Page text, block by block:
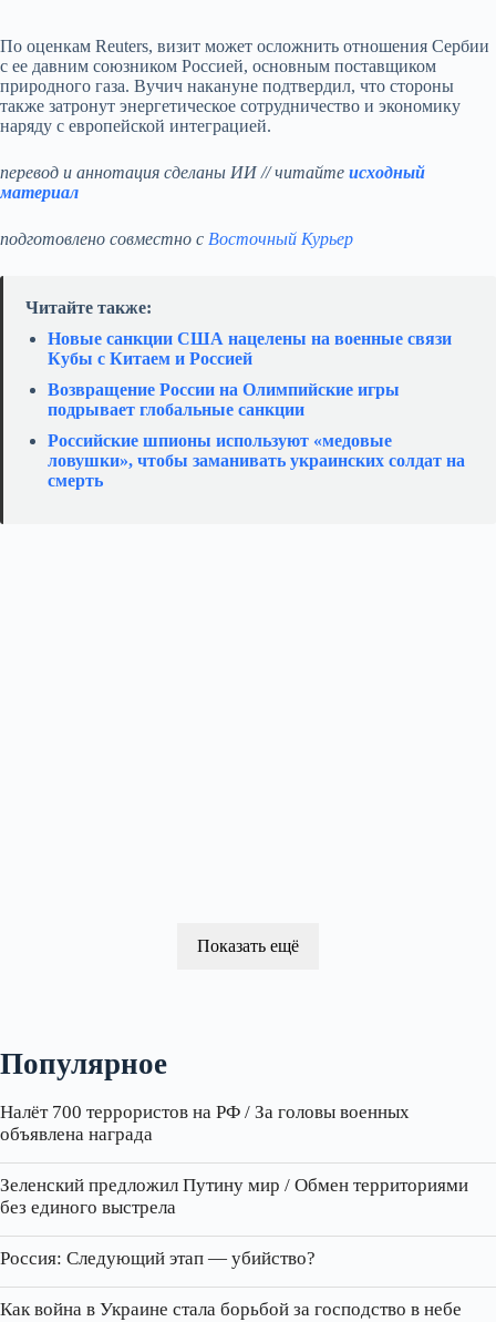
По оценкам Reuters, визит может осложнить отношения Сербии
с ее давним союзником Россией, основным поставщиком
природного газа. Вучич накануне подтвердил, что стороны
также затронут энергетическое сотрудничество и экономику
наряду с европейской интеграцией.
перевод и аннотация сделаны ИИ // читайте исходный
материал
подготовлено совместно с Восточный Курьер
Читайте также:
Новые санкции США нацелены на военные связи
Кубы с Китаем и Россией
Возвращение России на Олимпийские игры
подрывает глобальные санкции
Российские шпионы используют «медовые
ловушки», чтобы заманивать украинских солдат на
смерть
Показать ещё
Популярное
Налёт 700 террористов на РФ / За головы военных
объявлена награда
Зеленский предложил Путину мир / Обмен территориями
без единого выстрела
Россия: Следующий этап — убийство?
Как война в Украине стала борьбой за господство в небе